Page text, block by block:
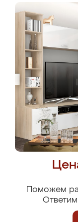
Поможем